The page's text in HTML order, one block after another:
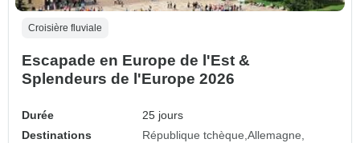
Croisière fluviale
Escapade en Europe de l'Est &
Splendeurs de l'Europe 2026
Durée
25 jours
Destinations
République tchèque Allemagne